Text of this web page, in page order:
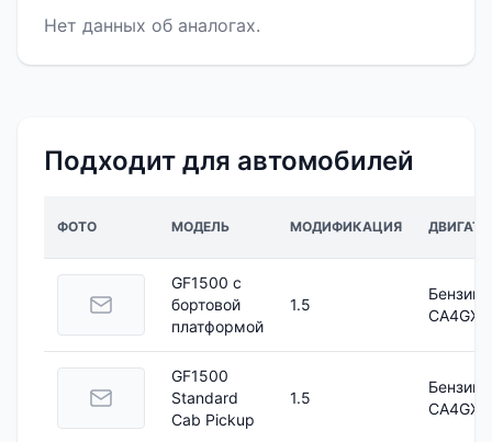
Нет данных об аналогах.
Подходит для автомобилей
ФОТО МОДЕЛЬ МОДИФИКАЦИЯ
GF1500 c
бортовой
платформой
1.5
GF1500
Standard
Cab Pickup
1.5